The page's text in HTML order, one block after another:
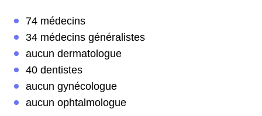
74 médecins
34 médecins généralistes
aucun dermatologue
40 dentistes
aucun gynécologue
aucun ophtalmologue